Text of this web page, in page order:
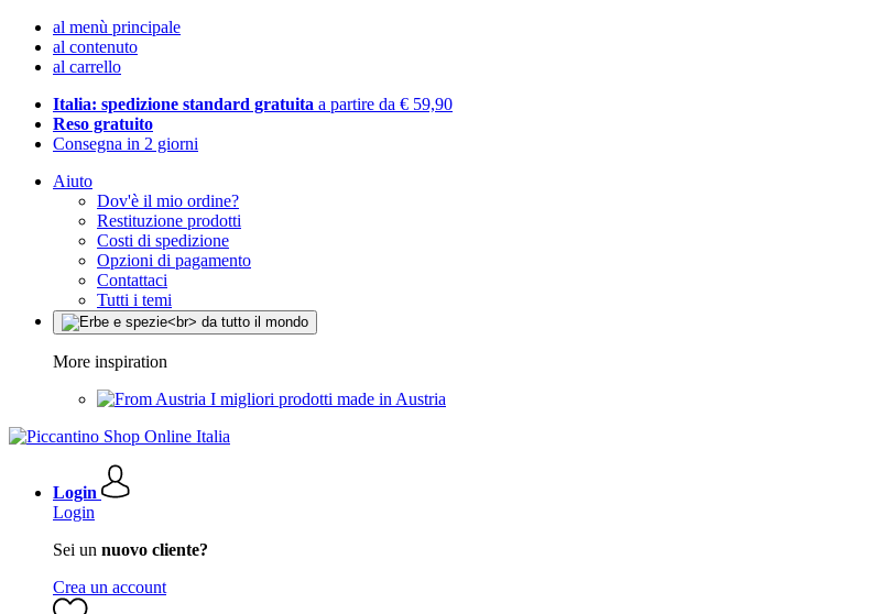
al menù principale
al contenuto
al carrello
Italia: spedizione standard gratuita a partire da € 59,90
Reso gratuito
Consegna in 2 giorni
Aiuto
Dov'è il mio ordine?
Restituzione prodotti
Costi di spedizione
Opzioni di pagamento
Contattaci
Tutti i temi
More inspiration
I migliori prodotti made in Austria
Login
Login
Sei un nuovo cliente?
Crea un account